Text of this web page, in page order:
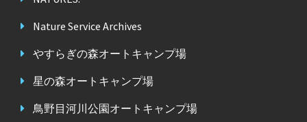
Nature Service Archives
やすらぎの森オートキャンプ場
星の森オートキャンプ場
鳥野目河川公園オートキャンプ場